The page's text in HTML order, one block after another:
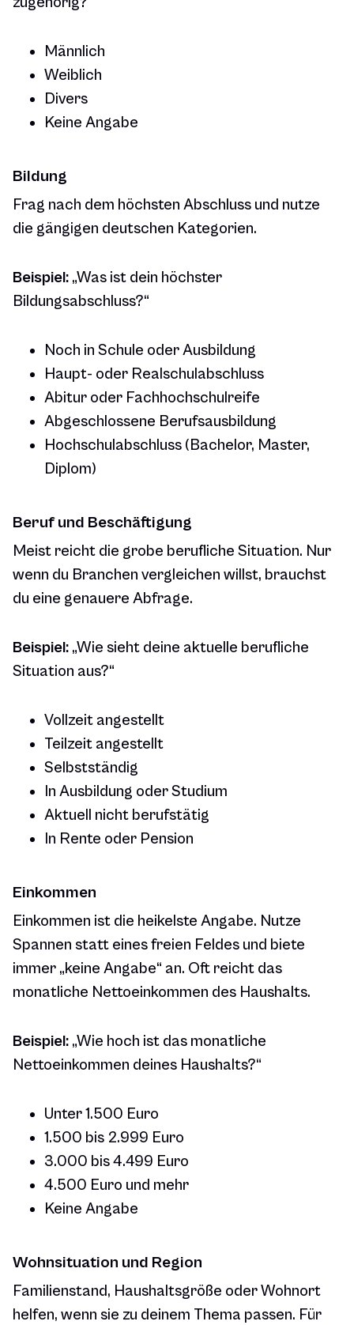
Männlich
Weiblich
Divers
Keine Angabe
Bildung
Frag nach dem höchsten Abschluss und nutze
die gängigen deutschen Kategorien.
Beispiel: „Was ist dein höchster
Bildungsabschluss?“
Noch in Schule oder Ausbildung
Haupt- oder Realschulabschluss
Abitur oder Fachhochschulreife
Abgeschlossene Berufsausbildung
Hochschulabschluss (Bachelor, Master,
Diplom)
Beruf und Beschäftigung
Meist reicht die grobe berufliche Situation. Nur
wenn du Branchen vergleichen willst, brauchst
du eine genauere Abfrage.
Beispiel: „Wie sieht deine aktuelle berufliche
Situation aus?“
Vollzeit angestellt
Teilzeit angestellt
Selbstständig
In Ausbildung oder Studium
Aktuell nicht berufstätig
In Rente oder Pension
Einkommen
Einkommen ist die heikelste Angabe. Nutze
Spannen statt eines freien Feldes und biete
immer „keine Angabe“ an. Oft reicht das
monatliche Nettoeinkommen des Haushalts.
Beispiel: „Wie hoch ist das monatliche
Nettoeinkommen deines Haushalts?“
Unter 1.500 Euro
1.500 bis 2.999 Euro
3.000 bis 4.499 Euro
4.500 Euro und mehr
Keine Angabe
Wohnsituation und Region
Familienstand, Haushaltsgröße oder Wohnort
helfen, wenn sie zu deinem Thema passen. Für